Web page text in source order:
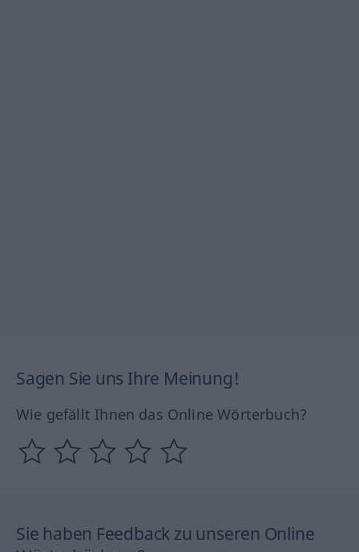
Sagen Sie uns Ihre Meinung!
Wie gefällt Ihnen das Online Wörterbuch?
Sie haben Feedback zu unseren Online